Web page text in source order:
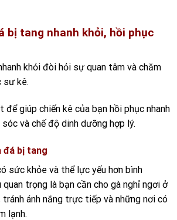
bị tang nhanh khỏi, hồi phục
khỏi đòi hỏi sự quan tâm và chăm
sư kê.
để giúp chiến kê của bạn hồi phục nhanh
và chế độ dinh dưỡng hợp lý.
đá bị tang
sức khỏe và thể lực yếu hơn bình
trọng là bạn cần cho gà nghỉ ngơi ở
tránh ánh nắng trực tiếp và những nơi có
lạnh.